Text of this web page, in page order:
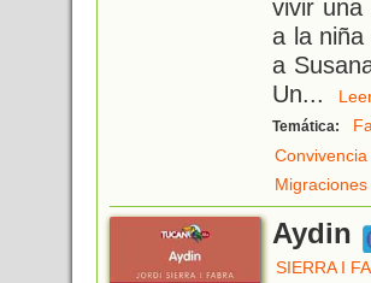
vivir una
a la
a
Un...
Temática:
Convivencia
Migraciones
Aydin
SIERRA I